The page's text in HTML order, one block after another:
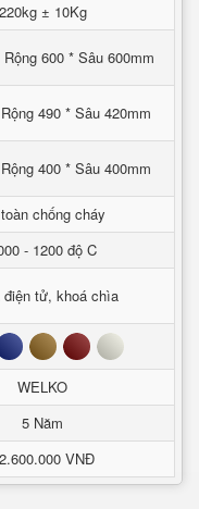
220kg ± 10Kg
600 * Sâu 600mm
490 * Sâu 420mm
400 * Sâu 400mm
chống cháy
- 1200 độ C
điện tử, khoá chìa
Nâu Đỏ Trắng
WELKO
5 Năm
VNĐ